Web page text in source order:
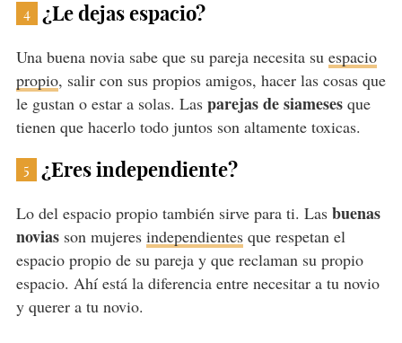
4 ¿Le dejas espacio?
Una buena novia sabe que su pareja necesita su espacio
propio, salir con sus propios amigos, hacer las cosas que
le gustan o estar a solas. Las parejas de siamesesque
tienen que hacerlo todo juntos son altamente toxicas.
5 ¿Eres independiente?
Lo del espacio propio también sirve para ti. Las buenas
noviasson mujeres independientesque respetan el
espacio propio de su pareja y que reclaman su propio
espacio. Ahí está la diferencia entre necesitar a tu novio
y querer a tu novio.